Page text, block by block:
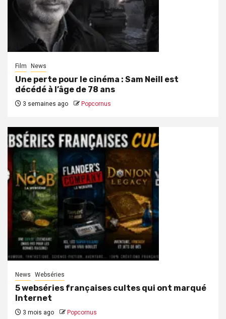
Film News
Une perte pour le cinéma : Sam Neill est
décédé à l’âge de 78 ans
3 semaines ago Popcornus
News Webséries
5 webséries françaises cultes qui ont marqué
Internet
3 mois ago Popcornus